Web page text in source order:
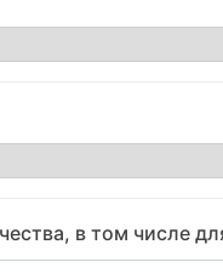
в том числе